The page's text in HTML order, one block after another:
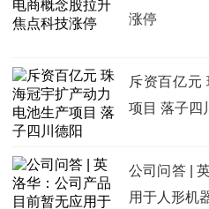
涨停
斥资百亿元
项目 落子四
公司问答 |
用于人形机